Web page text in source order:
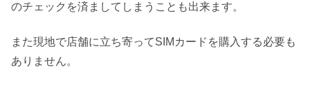
のチェックを済ましてしまうことも出来ます。
また現地で店舗に立ち寄ってSIMカードを購入する必要も
ありません。